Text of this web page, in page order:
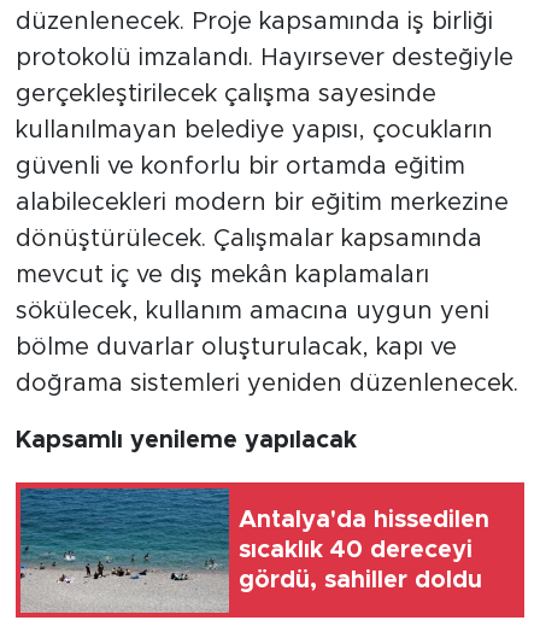
düzenlenecek. Proje kapsamında iş birliği
protokolü imzalandı. Hayırsever desteğiyle
gerçekleştirilecek çalışma sayesinde
kullanılmayan belediye yapısı, çocukların
güvenli ve konforlu bir ortamda eğitim
alabilecekleri modern bir eğitim merkezine
dönüştürülecek. Çalışmalar kapsamında
mevcut iç ve dış mekân kaplamaları
sökülecek, kullanım amacına uygun yeni
bölme duvarlar oluşturulacak, kapı ve
doğrama sistemleri yeniden düzenlenecek.
Kapsamlı yenileme yapılacak
Antalya'da hissedilen
sıcaklık 40 dereceyi
gördü, sahiller doldu